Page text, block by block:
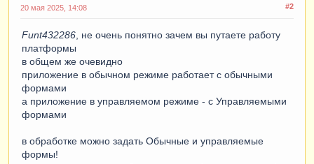
#2
20 мая 2025, 14:08
Funt432286 , не очень понятно зачем вы путаете работу
платформы
в общем же очевидно
приложение в обычном режиме работает с обычными
формами
а приложение в управляемом режиме - с Управляемыми
формами
в обработке можно задать Обычные и управляемые
формы!